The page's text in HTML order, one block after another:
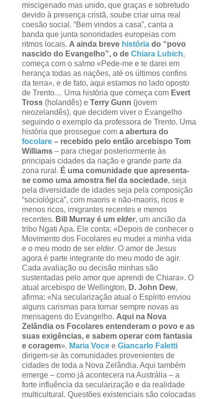
miscigenado mas unido, que graças e sobretudo
devido à presença cristã, soube criar uma real
coesão social. “Bem vindos a casa”, canta a
banda que junta sonoridades europeias com
ritmos locais. A ainda breve história do “povo
nascido do Evangelho”, o de Chiara Lubich,
começa com o salmo «Pede-me e te darei em
herança todas as nações, até os últimos confins
da terra», e de fato, aqui estamos no lado oposto
de Trento… Uma história que começa com Evert
Tross(holandês) e Terry Gunn (jovem
neozelandês), que decidem viver o Evangelho
seguindo o exemplo da professora de Trento. Uma
história que prossegue com a abertura do
focolare – recebido pelo então arcebispo Tom
Williams– para chegar posteriormente às
principais cidades da nação e grande parte da
zona rural. É uma comunidade que apresenta-
se como uma amostra fiel da sociedade, seja
pela diversidade de idades seja pela composição
“sociológica”, com maoris e não-maoris, ricos e
menos ricos, imigrantes recentes e menos
recentes. Bill Murray é um elder, um ancião da
tribo Ngati Apa. Ele conta: «Depois de conhecer o
Movimento dos Focolares eu mudei a minha vida
e o meu modo de ser elder. O amor de Jesus
agora é parte integrante do meu modo de agir.
Cada avaliação ou decisão minhas são
sustentadas pelo amor que aprendi de Chiara». O
atual arcebispo de Wellington, D. John Dew,
afirma: «Na secularização atual o Espírito enviou
alguns carismas para tornar sempre novas as
mensagens do Evangelho. Aqui na Nova
Zelândia os Focolares entenderam o povo e as
suas exigências, e sabem operar com fantasia
e coragem». Maria Vocee Giancarlo Faletti
dirigem-se às comunidades provenientes de
cidades de toda a Nova Zelândia. Aqui também
emerge – como já acontecera na Austrália – a
forte influência da secularização e da realidade
multicultural. Questões existenciais são colocadas